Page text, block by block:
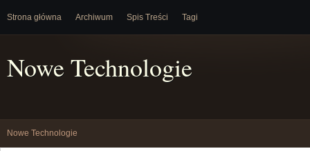
Strona główna Archiwum Spis Treści Tagi
Nowe Technologie
Nowe Technologie